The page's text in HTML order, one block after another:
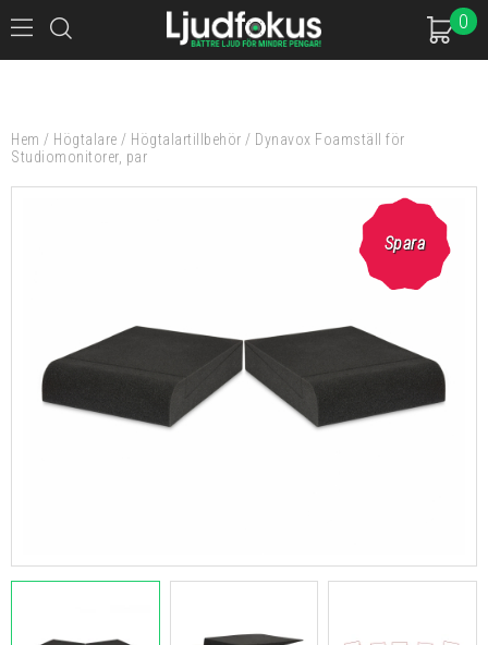
0
Hem / Högtalare / Högtalartillbehör / Dynavox Foamställ för
Studiomonitorer, par
Spara